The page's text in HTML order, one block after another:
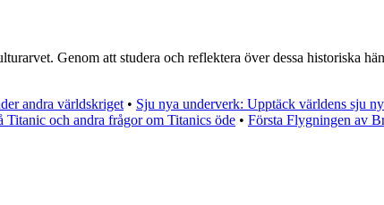
Genom att studera och reflektera över dessa historiska
andra världskriget• Sju nya underverk: Upptäck världens sju
Titanic och andra frågor om Titanics öde • Första Flygningen av